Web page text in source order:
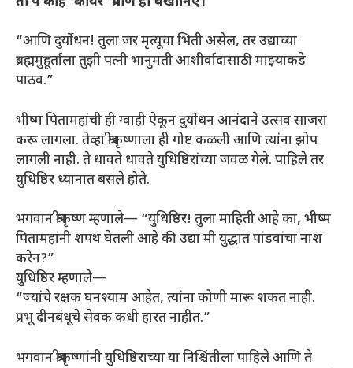
“आणि दुर्योधन! तुला जर मृत्यूचा भिती असेल, तर उद्याच्या
ब्रह्ममुहूर्ताला तुझी पत्नी भानुमती आशीर्वादासाठी माझ्याकडे
पाठव.”
भीष्म पितामहांची ही ग्वाही ऐकून दुर्योधन आनंदाने उत्सव साजरा
करू लागला. तेव्हा श्रीकृष्णाला ही गोष्ट कळली आणि त्यांना झोप
लागली नाही. ते धावते धावते युधिष्ठिरांच्या जवळ गेले. पाहिले तर
युधिष्ठिर ध्यानात बसले होते.
भगवान श्रीकृष्ण म्हणाले— “युधिष्ठिर! तुला माहिती आहे का, भीष्म
पितामहांनी शपथ घेतली आहे की उद्या मी युद्धात पांडवांचा नाश
करेन?”
युधिष्ठिर म्हणाले—
“ज्यांचे रक्षक घनश्याम आहेत, त्यांना कोणी मारू शकत नाही.
प्रभू दीनबंधूचे सेवक कधी हारत नाहीत.”
भगवान श्रीकृष्णांनी युधिष्ठिराच्या या निश्चिंतीला पाहिले आणि ते